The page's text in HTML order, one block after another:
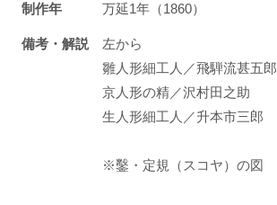
制作年 万延1年（1860）
備考・解説
左から
雛人形細工人／飛騨流甚五郎
京人形の精／沢村田之助
生人形細工人／升本市三郎
※鑿・定規（スコヤ）の図